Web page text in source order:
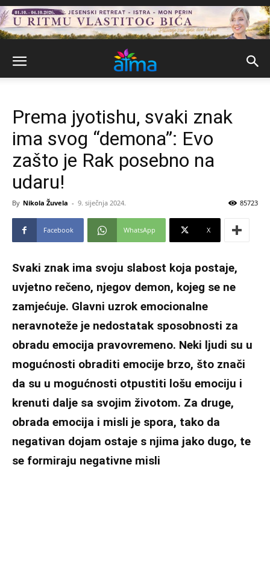
Prema jyotishu, svaki znak
ima svog “demona”: Evo
zašto je Rak posebno na
udaru!
By Nikola Žuvela - 9. siječnja 2024. 85723
Facebook WhatsApp X
Svaki znak ima svoju slabost koja postaje,
uvjetno rečeno, njegov demon, kojeg se ne
zamjećuje. Glavni uzrok emocionalne
neravnoteže je nedostatak sposobnosti za
obradu emocija pravovremeno. Neki ljudi su u
mogućnosti obraditi emocije brzo, što znači
da su u mogućnosti otpustiti lošu emociju i
krenuti dalje sa svojim životom. Za druge,
obrada emocija i misli je spora, tako da
negativan dojam ostaje s njima jako dugo, te
se formiraju negativne misli